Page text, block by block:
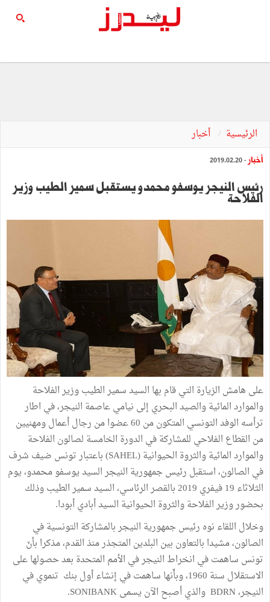
الرئيسية أخبار
أخبار - 2019.02.20
رئيس النيجر يوسفو محمدو يستقبل سمير الطيب وزير
الفلاحة
على هامش الزيارة التي قام بها السيد سمير الطيب وزير الفلاحة
والموارد المائية والصيد البحري إلى نيامي عاصمة النيجر، في اطار
ترأسه الوفد التونسي المتكون من 60 عضوا من رجال أعمال ومهنيين
من القطاع الفلاحي للمشاركة في الدورة الخامسة لصالون الفلاحة
والموارد المائية والثروة الحيوانية (SAHEL) باعتبار تونس ضيف شرف
في الصالون، استقبل رئيس جمهورية النيجر السيد يوسفو محمدو، يوم
الثلاثاء 19 فيفري 2019 بالقصر الرئاسي، السيد سمير الطيب وذلك
بحضور وزير الفلاحة والثروة الحيوانية السيد أبادي أبودا.
وخلال اللقاء نوه رئيس جمهورية النيجر بالمشاركة التونسية في
الصالون، مشيدا بالتعاون بين البلدين المتجذر منذ القدم، مذكرا بأنّ
تونس ساهمت في انخراط النيجر في الأمم المتحدة بعد حصولها على
الاستقلال سنة 1960، وبأّنها ساهمت في إنشاء أول بنك تنموي في
النيجر، BDRN والذي أصبح الآن يسمى SONIBANK.